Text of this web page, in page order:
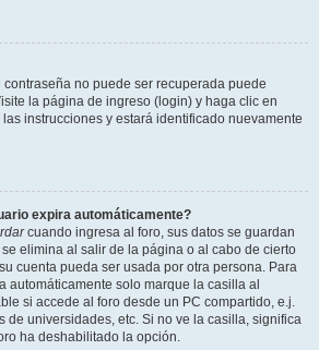
contraseña no puede ser recuperada puede
la página de ingreso (login) y haga clic en
las instrucciones y estará identificado nuevamente
expira automáticamente?
cuando ingresa al foro, sus datos se guardan
elimina al salir de la página o al cabo de cierto
cuenta pueda ser usada por otra persona. Para
automáticamente solo marque la casilla al
si accede al foro desde un PC compartido, e.j.
de universidades, etc. Si no ve la casilla, significa
ha deshabilitado la opción.